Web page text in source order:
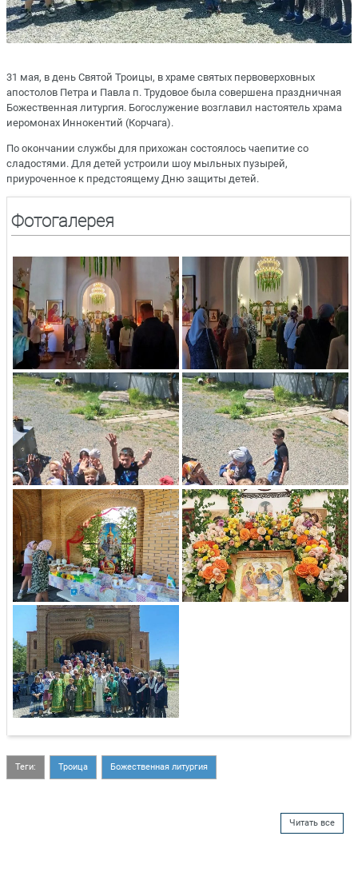
31 мая, в день Святой Троицы, в храме святых первоверховных
апостолов Петра и Павла п. Трудовое была совершена праздничная
Божественная литургия. Богослужение возглавил настоятель храма
иеромонах Иннокентий (Корчага).
По окончании службы для прихожан состоялось чаепитие со
сладостями. Для детей устроили шоу мыльных пузырей,
приуроченное к предстоящему Дню защиты детей.
Фотогалерея
Теги: Троица Божественная литургия
Читать все